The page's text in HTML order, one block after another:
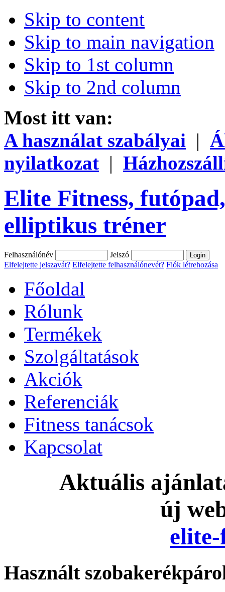
Skip to content
Skip to main navigation
Skip to 1st column
Skip to 2nd column
Most itt van:
A használat szabályai |
nyilatkozat |
Elite Fitness,
elliptikus tréner
Felhasználónév
Jelszó
Elfelejtette jelszavát? Elfelejtette felhasználónevét? Fiók létrehozása
Főoldal
Rólunk
Termékek
Szolgáltatások
Akciók
Referenciák
Fitness tanácsok
Kapcsolat
Aktuális
új
Használt